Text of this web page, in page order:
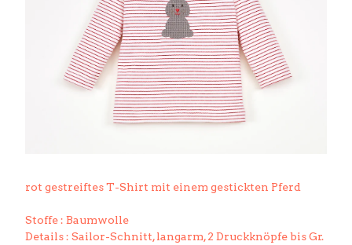
rot gestreiftes T-Shirt mit einem gestickten Pferd
Stoffe : Baumwolle
Details : Sailor-Schnitt, langarm, 2 Druckknöpfe bis Gr.